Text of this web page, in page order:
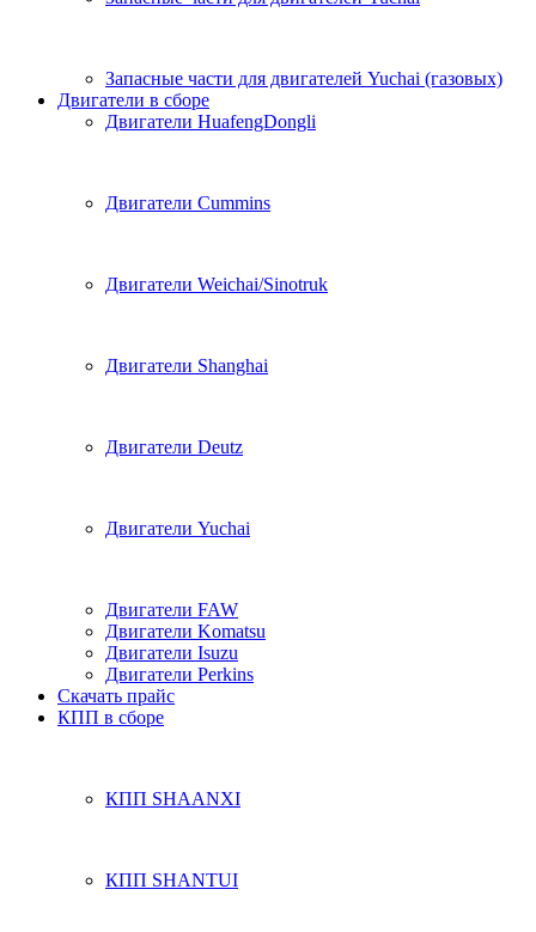
Запасные части для двигателей Yuchai (газовых)
Двигатели в сборе
Двигатели HuafengDongli
Двигатели Cummins
Двигатели Weichai/Sinotruk
Двигатели Shanghai
Двигатели Deutz
Двигатели Yuchai
Двигатели FAW
Двигатели Komatsu
Двигатели Isuzu
Двигатели Perkins
Скачать прайс
КПП в сборе
КПП SHAANXI
КПП SHANTUI